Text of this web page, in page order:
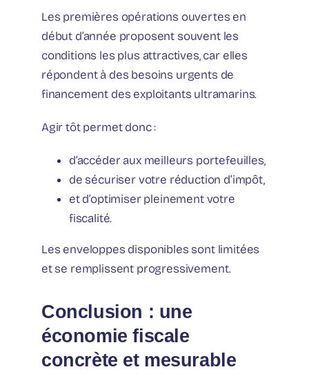
Les premières opérations ouvertes en
début d’année proposent souvent les
conditions les plus attractives, car elles
répondent à des besoins urgents de
financement des exploitants ultramarins.
Agir tôt permet donc :
d’accéder aux meilleurs portefeuilles,
de sécuriser votre réduction d’impôt,
et d’optimiser pleinement votre
fiscalité.
Les enveloppes disponibles sont limitées
et se remplissent progressivement.
Conclusion : une
économie fiscale
concrète et mesurable